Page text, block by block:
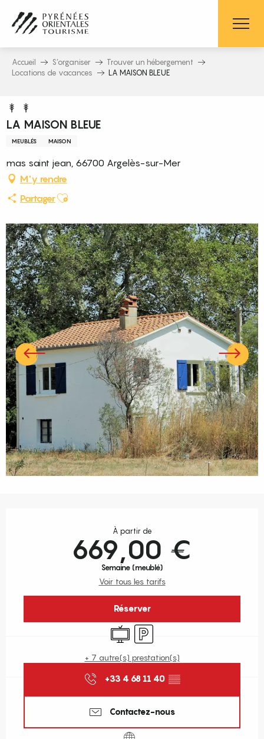
contenu
principal
Accueil S’organiser
Trouver un hébergement
Locations de vacances
LA MAISON BLEUE
LA MAISON BLEUE
MEUBLÉS MAISON
mas saint jean, 66700 Argelès-sur-Mer
M'y rendre
PartagerAjouter aux favoris
À partir de
669,00 €
Semaine (meublé)
Voir tous les tarifs
Réserver
Télévision
Parking
+ 7 autre(s) prestation(s)
+33 4 68 11 40 ▒▒
Contactez-nous